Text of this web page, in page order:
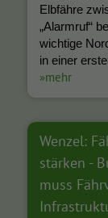
Elbfähre
„Alarmruf“
wichtige
in einer
»mehr
Wenzel:
stärken -
muss